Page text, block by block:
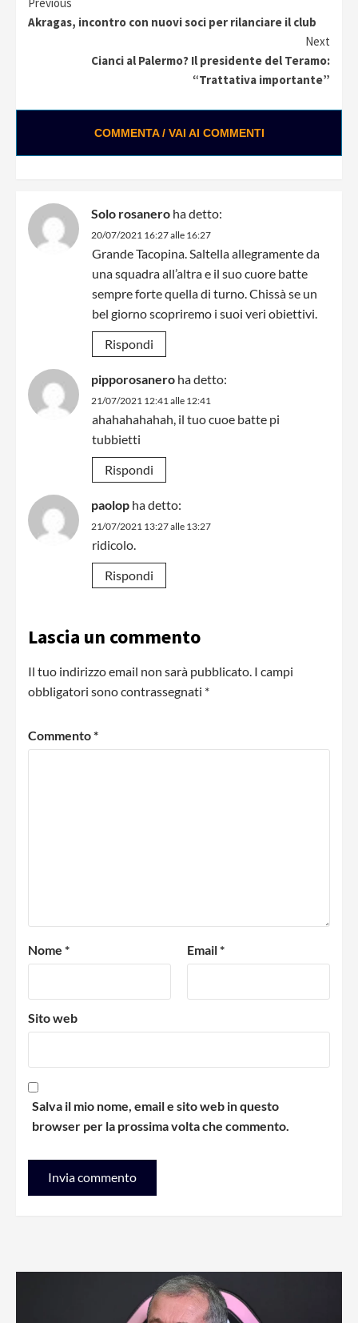
Continue
Reading
Akragas, incontro con nuovi soci per rilanciare il club
Next
Cianci al Palermo? Il presidente del Teramo:
“Trattativa importante”
COMMENTA / VAI AI COMMENTI
Solo rosanero ha detto:
20/07/2021 16:27 alle 16:27
Grande Tacopina. Saltella allegramente da
una squadra all’altra e il suo cuore batte
sempre forte quella di turno. Chissà se un
bel giorno scopriremo i suoi veri obiettivi.
Rispondi
pipporosanero ha detto:
21/07/2021 12:41 alle 12:41
ahahahahahah, il tuo cuoe batte pi
tubbietti
Rispondi
paolop ha detto:
21/07/2021 13:27 alle 13:27
ridicolo.
Rispondi
Lascia un commento
Il tuo indirizzo email non sarà pubblicato. I campi
obbligatori sono contrassegnati *
Commento*
Nome * Email*
Sito web
Salva il mio nome, email e sito web in questo
browser per la prossima volta che commento.